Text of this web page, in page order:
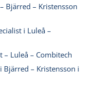
Bjärred – Kristensson
i Luleå –
Luleå – Combitech
Bjärred – Kristensson i